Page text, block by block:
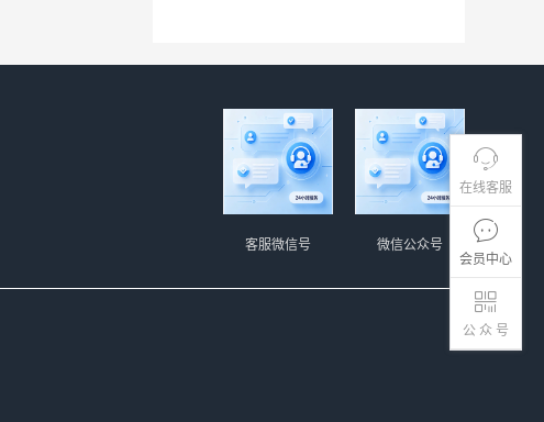
在线客服
会员中心
公 众 号
微信公众号
客服微信号